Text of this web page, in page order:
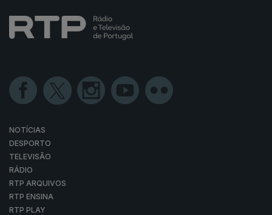
NOTÍCIAS
DESPORTO
TELEVISÃO
RÁDIO
RTP ARQUIVOS
RTP ENSINA
RTP PLAY